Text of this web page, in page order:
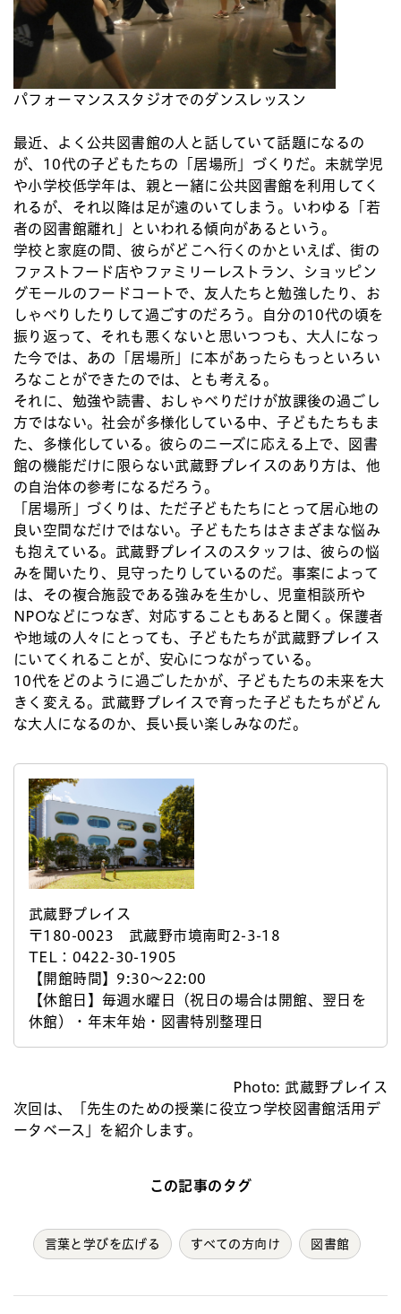
パフォーマンススタジオでのダンスレッスン
最近、よく公共図書館の人と話していて話題になるの
が、10代の子どもたちの「居場所」づくりだ。未就学児
や小学校低学年は、親と一緒に公共図書館を利用してく
れるが、それ以降は足が遠のいてしまう。いわゆる「若
者の図書館離れ」といわれる傾向があるという。
学校と家庭の間、彼らがどこへ行くのかといえば、街の
ファストフード店やファミリーレストラン、ショッピン
グモールのフードコートで、友人たちと勉強したり、お
しゃべりしたりして過ごすのだろう。自分の10代の頃を
振り返って、それも悪くないと思いつつも、大人になっ
た今では、あの「居場所」に本があったらもっといろい
ろなことができたのでは、とも考える。
それに、勉強や読書、おしゃべりだけが放課後の過ごし
方ではない。社会が多様化している中、子どもたちもま
た、多様化している。彼らのニーズに応える上で、図書
館の機能だけに限らない武蔵野プレイスのあり方は、他
の自治体の参考になるだろう。
「居場所」づくりは、ただ子どもたちにとって居心地の
良い空間なだけではない。子どもたちはさまざまな悩み
も抱えている。武蔵野プレイスのスタッフは、彼らの悩
みを聞いたり、見守ったりしているのだ。事案によって
は、その複合施設である強みを生かし、児童相談所や
NPOなどにつなぎ、対応することもあると聞く。保護者
や地域の人々にとっても、子どもたちが武蔵野プレイス
にいてくれることが、安心につながっている。
10代をどのように過ごしたかが、子どもたちの未来を大
きく変える。武蔵野プレイスで育った子どもたちがどん
な大人になるのか、長い長い楽しみなのだ。
武蔵野プレイス
〒180-0023 武蔵野市境南町2-3-18
TEL：0422-30-1905
【開館時間】9:30～22:00
【休館日】毎週水曜日（祝日の場合は開館、翌日を
休館）・年末年始・図書特別整理日
Photo: 武蔵野プレイス
次回は、「先生のための授業に役立つ学校図書館活用デ
ータベース」を紹介します。
この記事のタグ
言葉と学びを広げる すべての方向け 図書館